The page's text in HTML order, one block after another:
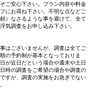
ご安心下さい。プラン内容や料金
にお尋ね下さい。不明な点などご
）なさるような事を避けて、全て
気調査をお申し込み下さい。
はございませんが、調査は全てご
の予約制が基本となっておりま
が近日だという場合や週末や土日
時の調査をご希望の場合や調査の
すが、調査の実施をお急ぎでない